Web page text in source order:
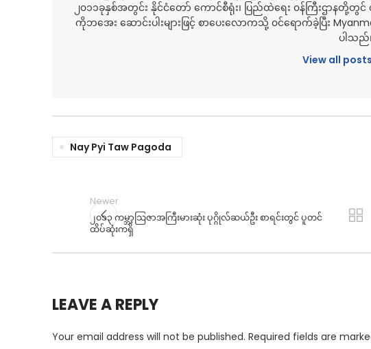
၂၀၁၁ခုနှစ်အတွင်း နိုင်ငံတော် ကောင်စီရုံး၊ ပြည်ထဲရေး ၀န်ကြီးဌာနတို့တွ
ကိုဘအေး ဆောင်းပါးများဖြင့် စာပေးလောကသို့ ၀င်ရောက်ခဲ့ပြီး
ပါသည်
View all
Nay Pyi Taw Pagoda
Newer
၂၀၁၃ ကမ္ဘာ့သြဇာအကြီးမားဆုံး ပုဂ္ဂိုလ်ဆယ်ဦး စာရင်းတွင် ပူတင်
ထိပ်ဆုံးကရှိ
LEAVE A REPLY
Your email address will not be published. Required fields are